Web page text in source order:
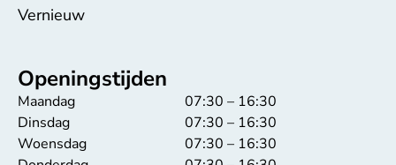
Vernieuw
Openingstijden
Maandag
Dinsdag
Woensdag
07:30 – 16:30
07:30 – 16:30
07:30 – 16:30